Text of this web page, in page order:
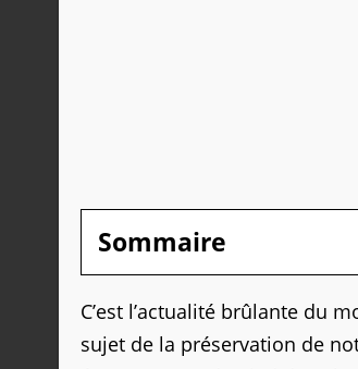
Sommaire
C’est l’actualité brûlante du
sujet de la préservation de